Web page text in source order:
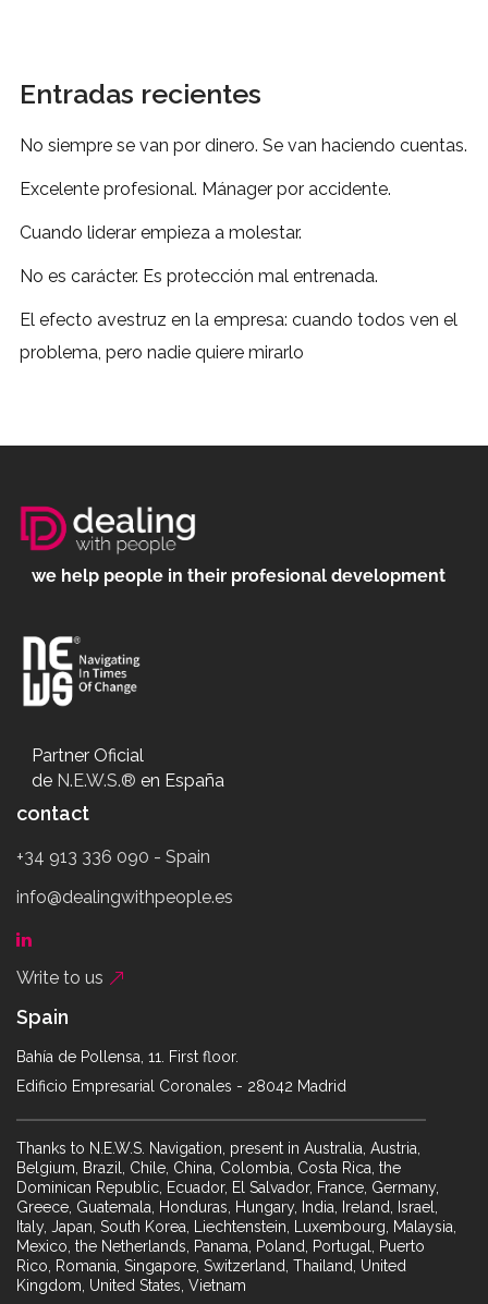
Entradas recientes
No siempre se van por dinero. Se van haciendo cuentas.
Excelente profesional. Mánager por accidente.
Cuando liderar empieza a molestar.
No es carácter. Es protección mal entrenada.
El efecto avestruz en la empresa: cuando todos ven el
problema, pero nadie quiere mirarlo
we help people in their profesional development
Partner Oficial
de N.E.W.S.® en España
contact
+34 913 336 090 - Spain
info@dealingwithpeople.es
Write to us
Spain
Bahía de Pollensa, 11. First floor.
Edificio Empresarial Coronales - 28042 Madrid
Thanks to N.E.W.S. Navigation, present in Australia, Austria,
Belgium, Brazil, Chile, China, Colombia, Costa Rica, the
Dominican Republic, Ecuador, El Salvador, France, Germany,
Greece, Guatemala, Honduras, Hungary, India, Ireland, Israel,
Italy, Japan, South Korea, Liechtenstein, Luxembourg, Malaysia,
Mexico, the Netherlands, Panama, Poland, Portugal, Puerto
Rico, Romania, Singapore, Switzerland, Thailand, United
Kingdom, United States, Vietnam